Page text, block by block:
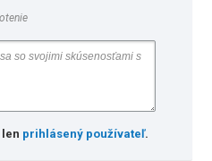
prihlásený používateľ.